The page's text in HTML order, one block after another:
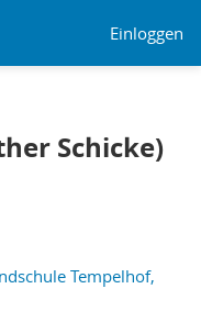
Einloggen
Schicke)
Tempelhof,